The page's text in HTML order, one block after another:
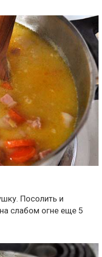
Посолить и
слабом огне еще 5